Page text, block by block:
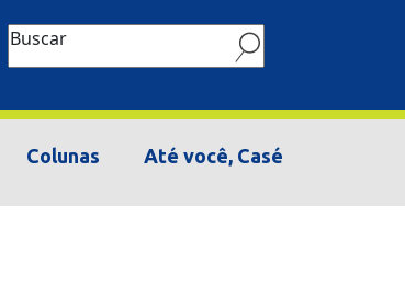
Buscar
Colunas Até você, Casé